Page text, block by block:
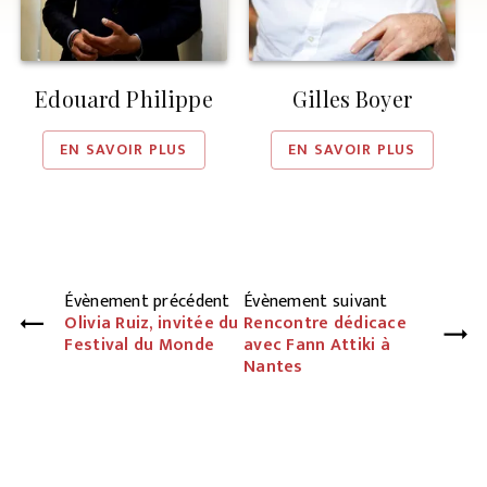
Edouard Philippe
EN SAVOIR PLUS
Gilles Boyer
EN SAVOIR PLUS
Évènement précédent
Olivia Ruiz, invitée du
Festival du Monde
Évènement suivant
Rencontre dédicace
avec Fann Attiki à
Nantes